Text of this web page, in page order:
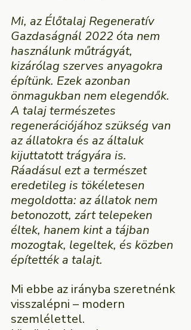
Mi, az Élőtalaj Regeneratív
Gazdaságnál 2022 óta nem
használunk műtrágyát,
kizárólag szerves anyagokra
építünk. Ezek azonban
önmagukban nem elegendők.
A talaj természetes
regenerációjához szükség van
az állatokra és az általuk
kijuttatott trágyára is.
Ráadásul ezt a természet
eredetileg is tökéletesen
megoldotta: az állatok nem
betonozott, zárt telepeken
éltek, hanem kint a tájban
mozogtak, legeltek, és közben
építették a talajt.
Mi ebbe az irányba szeretnénk
visszalépni – modern
szemlélettel.